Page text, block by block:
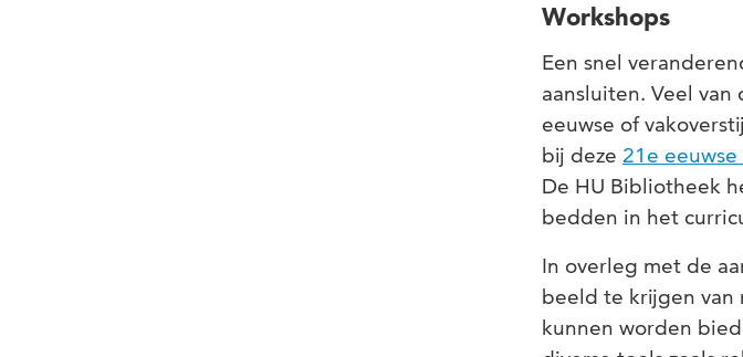
Workshops
Een snel
aansluiten. Veel
eeuwse of
bij deze 21e
De HU Bibliotheek
bedden in het
In overleg met de
beeld te krijgen
kunnen worden